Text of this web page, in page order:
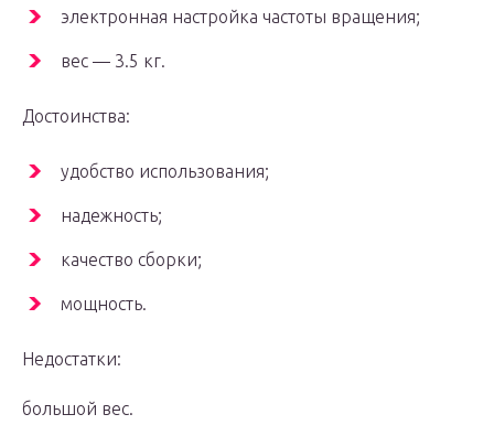
электронная настройка частоты вращения;
вес — 3.5 кг.
Достоинства:
удобство использования;
надежность;
качество сборки;
мощность.
Недостатки:
большой вес.